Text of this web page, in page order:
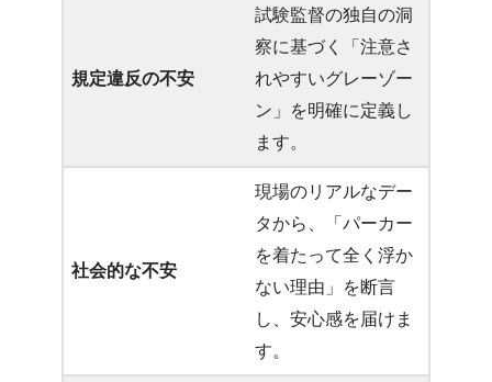
規定違反の不安
試験監督の独自の洞
察に基づく「注意さ
れやすいグレーゾー
ン」を明確に定義し
ます。
社会的な不安
現場のリアルなデー
タから、「パーカー
を着たって全く浮か
ない理由」を断言
し、安心感を届けま
す。